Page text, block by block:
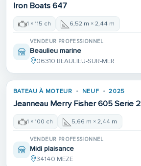
Iron Boats 647
1 × 115 ch 6,52 m × 2,44 m
VENDEUR PROFESSIONNEL
Beaulieu marine
06310 BEAULIEU-SUR-MER
BATEAU À MOTEUR NEUF 2025
Jeanneau Merry Fisher 605 Serie 2
1 × 100 ch 5,66 m × 2,44 m
VENDEUR PROFESSIONNEL
Midi plaisance
34140 MEZE